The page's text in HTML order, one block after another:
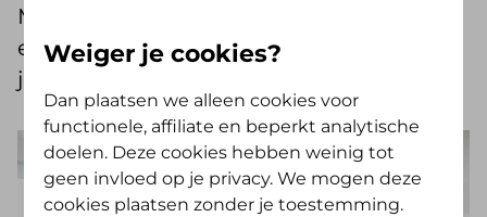
Maar wat kost dat eigenlijk? Betaal je
eigen risico? Wij geven antwoord op al
jouw vragen.
Weiger je cookies?
Dan plaatsen we alleen cookies voor
functionele, affiliate en beperkt analytische
doelen. Deze cookies hebben weinig tot
geen invloed op je privacy. We mogen deze
cookies plaatsen zonder je toestemming.